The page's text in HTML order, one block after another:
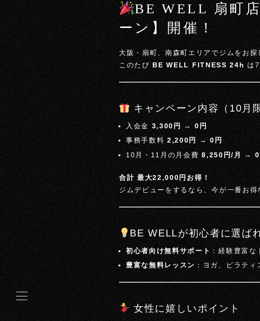
BE WELL 扇町
ーン】開催！
大阪・扇町、南森町エリアでジムをお探
このたび BE WELL FITNESS 24h は
キャンペーン内容（10月
入会金 3,300円 → 0円
事務手数料2,200円 → 0円
10月・11月の月会費8,250円/月 → 0
合計 最大22,000円お得！
ジムデビューをするなら、今が一番お得
BE WELLが初心者に選ば
初心者向け無料サポート ：経験豊富
豊富な無料レッスン ：ヨガ、ピラテ
女性に嬉しいポイント